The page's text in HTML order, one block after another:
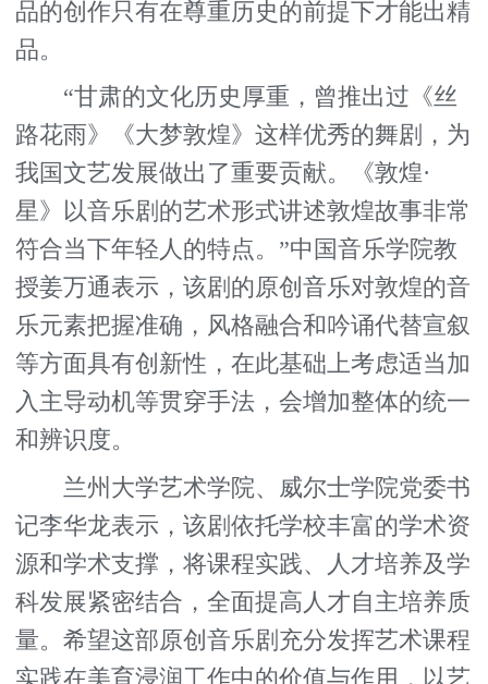
品的创作只有在尊重历史的前提下才能出精
品。
“甘肃的文化历史厚重，曾推出过《丝
路花雨》《大梦敦煌》这样优秀的舞剧，为
我国文艺发展做出了重要贡献。《敦煌·
星》以音乐剧的艺术形式讲述敦煌故事非常
符合当下年轻人的特点。”中国音乐学院教
授姜万通表示，该剧的原创音乐对敦煌的音
乐元素把握准确，风格融合和吟诵代替宣叙
等方面具有创新性，在此基础上考虑适当加
入主导动机等贯穿手法，会增加整体的统一
和辨识度。
兰州大学艺术学院、威尔士学院党委书
记李华龙表示，该剧依托学校丰富的学术资
源和学术支撑，将课程实践、人才培养及学
科发展紧密结合，全面提高人才自主培养质
量。希望这部原创音乐剧充分发挥艺术课程